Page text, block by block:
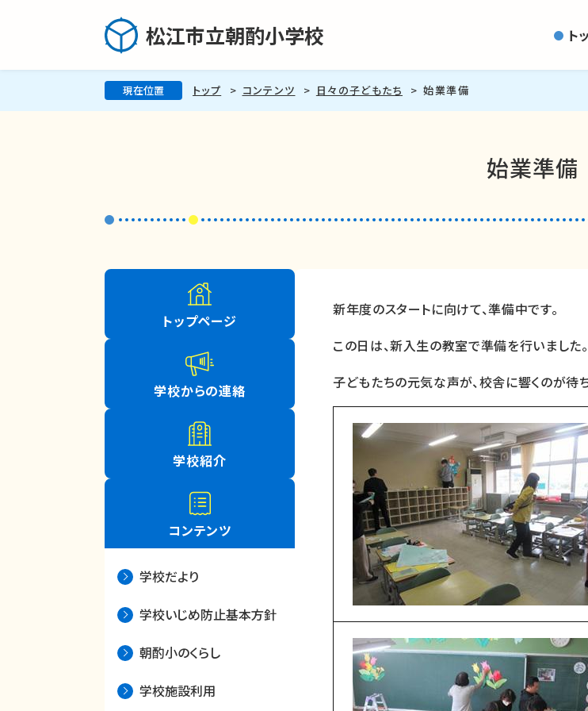
松江市立朝酌小学校 ト
現在位置 トップ コンテンツ 日々の子どもたち 始業準備
始業準備
新年度のスタートに向けて、準備中です。
この日は、新入生の教室で準備を行いました。
子どもたちの元気な声が、校舎に響くのが待
トップページ
学校からの連絡
学校紹介
コンテンツ
学校だより
学校いじめ防止基本方針
朝酌小のくらし
学校施設利用